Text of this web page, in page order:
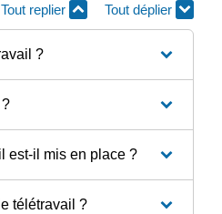
Tout replier Tout déplier
?
est-il mis en place ?
télétravail ?